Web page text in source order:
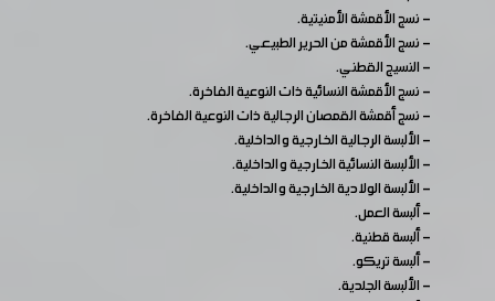
- نسج الأقمشة الأمنيتية.
- نسج الأقمشة من الحرير الطبيعي.
- النسيج القطني.
- نسج الأقمشة النسائية ذات النوعية الفاخرة.
- نسج أقمشة القمصان الرجالية ذات النوعية الفاخرة.
- الألبسة الرجالية الخارجية والداخلية.
- الألبسة النسائية الخارجية والداخلية.
- الألبسة الولادية الخارجية والداخلية.
- ألبسة العمل.
- ألبسة قطنية.
- ألبسة تريكو.
- الألبسة الجلدية.